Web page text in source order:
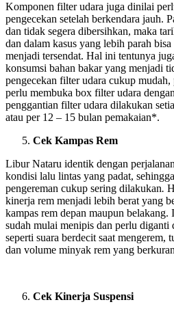
Komponen filter udara juga dinilai
pengecekan setelah berkendara jauh.
dan tidak segera dibersihkan, maka
dan dalam kasus yang lebih parah
menjadi tersendat. Hal ini tentunya
konsumsi bahan bakar yang menjadi
pengecekan filter udara cukup
perlu membuka box filter udara
penggantian filter udara dilakukan
atau per 12 – 15 bulan pemakaian*.
Cek Kampas Rem
Libur Nataru identik dengan
kondisi lalu lintas yang padat,
pengereman cukup sering dilakukan.
kinerja rem menjadi lebih berat yang
kampas rem depan maupun
sudah mulai menipis dan perlu diganti
seperti suara berdecit saat mengerem,
dan volume minyak rem yang
Cek Kinerja Suspensi